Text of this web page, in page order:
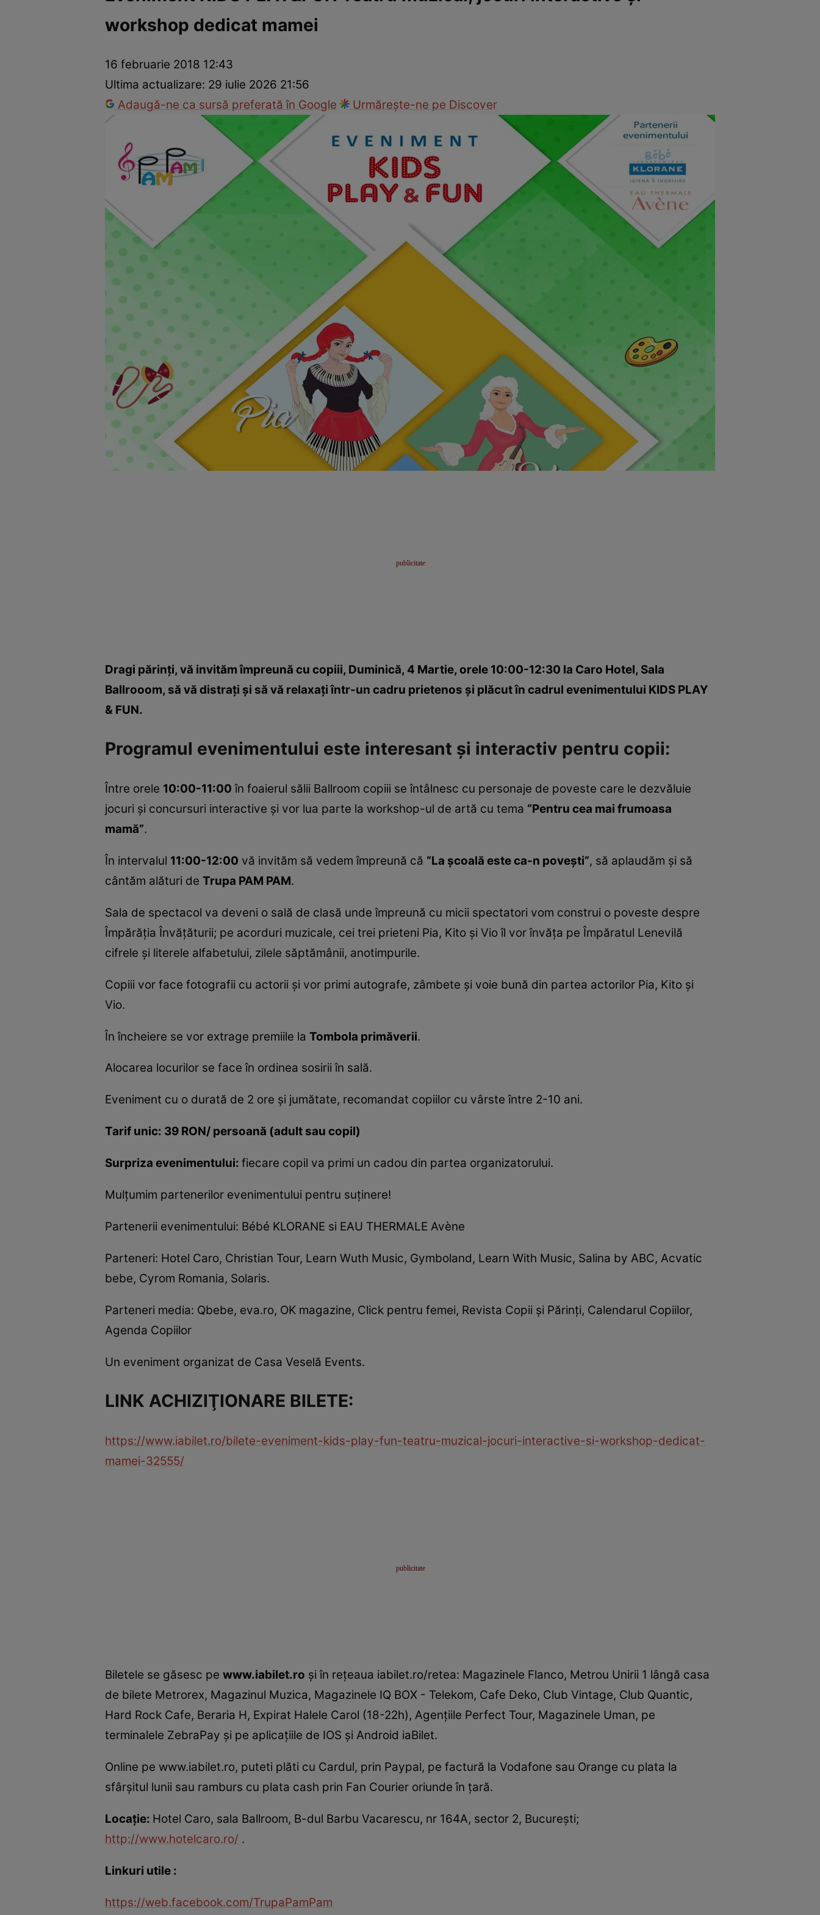
Dragoste și SexEvenimenteHoroscopRețete culinare
workshop dedicat mamei
16 februarie 2018 12:43
Ultima actualizare: 29 iulie 2026 21:56
Adaugă-ne ca sursă preferată în Google
Urmărește-ne pe Discover
Dragi părinţi, vă invităm împreună cu copiii, Duminică, 4 Martie, orele 10:00-12:30 la Caro Hotel, Sala
Ballrooom, să vă distraţi şi să vă relaxaţi într-un cadru prietenos şi plăcut în cadrul evenimentului KIDS PLAY
& FUN.
Programul evenimentului este interesant şi interactiv pentru copii:
Între orele 10:00-11:00 în foaierul sălii Ballroom copiii se întâlnesc cu personaje de poveste care le dezvăluie
jocuri şi concursuri interactive şi vor lua parte la workshop-ul de artă cu tema “Pentru cea mai frumoasa
mamă”.
În intervalul 11:00-12:00 vă invităm să vedem împreună că “La şcoală este ca-n poveşti”, să aplaudăm şi să
cântăm alături de Trupa PAM PAM.
Sala de spectacol va deveni o sală de clasă unde împreună cu micii spectatori vom construi o poveste despre
Împărăţia Învăţăturii; pe acorduri muzicale, cei trei prieteni Pia, Kito şi Vio îl vor învăţa pe Împăratul Lenevilă
cifrele şi literele alfabetului, zilele săptămânii, anotimpurile.
Copiii vor face fotografii cu actorii şi vor primi autografe, zâmbete şi voie bună din partea actorilor Pia, Kito şi
Vio.
În încheiere se vor extrage premiile la Tombola primăverii.
Alocarea locurilor se face în ordinea sosirii în sală.
Eveniment cu o durată de 2 ore şi jumătate, recomandat copiilor cu vârste între 2-10 ani.
Tarif unic: 39 RON/ persoană (adult sau copil)
Surpriza evenimentului: fiecare copil va primi un cadou din partea organizatorului.
Mulţumim partenerilor evenimentului pentru suţinere!
Partenerii evenimentului: Bébé KLORANE si EAU THERMALE Avène
Parteneri: Hotel Caro, Christian Tour, Learn Wuth Music, Gymboland, Learn With Music, Salina by ABC, Acvatic
bebe, Cyrom Romania, Solaris.
Parteneri media: Qbebe, eva.ro, OK magazine, Click pentru femei, Revista Copii şi Părinţi, Calendarul Copiilor,
Agenda Copiilor
Un eveniment organizat de Casa Veselă Events.
LINK ACHIZIŢIONARE BILETE:
https://www.iabilet.ro/bilete-eveniment-kids-play-fun-teatru-muzical-jocuri-interactive-si-workshop-dedicat-
mamei-32555/
Biletele se găsesc pe www.iabilet.ro şi în reţeaua iabilet.ro/retea: Magazinele Flanco, Metrou Unirii 1 lângă casa
de bilete Metrorex, Magazinul Muzica, Magazinele IQ BOX - Telekom, Cafe Deko, Club Vintage, Club Quantic,
Hard Rock Cafe, Beraria H, Expirat Halele Carol (18-22h), Agenţiile Perfect Tour, Magazinele Uman, pe
terminalele ZebraPay şi pe aplicaţiile de IOS şi Android iaBilet.
Online pe www.iabilet.ro, puteti plăti cu Cardul, prin Paypal, pe factură la Vodafone sau Orange cu plata la
sfârşitul lunii sau ramburs cu plata cash prin Fan Courier oriunde în ţară.
Locaţie: Hotel Caro, sala Ballroom, B-dul Barbu Vacarescu, nr 164A, sector 2, Bucureşti;
http://www.hotelcaro.ro/ .
Linkuri utile :
https://web.facebook.com/TrupaPamPam